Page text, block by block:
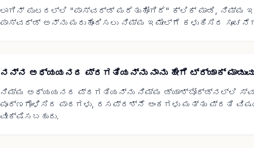
ಲಾಗಿನ್ ಪುಟದಲ್ಲಿ "ಪಾಸ್‌ವರ್ಡ್ ಮರೆತುಹೋಗಿದೆ" ಕ್ಲಿಕ್ ಮಾಡಿ, ನಿಮ್ಮ
ಪಾಸ್‌ವರ್ಡ್ ಅನ್ನು ಮರುಹೊಂದಿಸಲು ನಿಮ್ಮ ಇಮೇಲ್‌ಗೆ ಕಳುಹಿಸಿದ
ನನ್ನ ಅಧ್ಯಯನದ ಪ್ರಗತಿಯನ್ನು ನಾನು ಹೇಗೆ ಟ್ರ್ಯಾಕ್
ನಿಮ್ಮ ಅಧ್ಯಯನದ ಪ್ರಗತಿಯನ್ನು ನಿಮ್ಮ ಡ್ಯಾಶ್‌ಬೋರ್ಡ್‌ನಲ್ಲಿ
ಪೂರ್ಣಗೊಳಿಸಿದ ಪಾಠಗಳು, ರಸಪ್ರಶ್ನೆ ಅಂಕಗಳು ಮತ್ತು ಪ್ರತಿ
ವೀಕ್ಷಿಸಬಹುದು.